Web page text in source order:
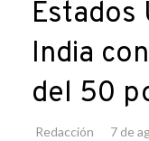
Estados
India
del 50
Redacción 7 de